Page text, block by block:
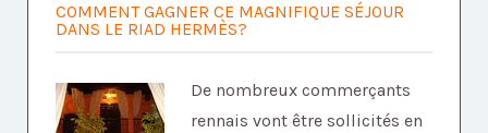
COMMENT GAGNER CE MAGNIFIQUE SÉJOUR
DANS LE RIAD HERMÈS?
De nombreux commerçants
rennais vont être sollicités en